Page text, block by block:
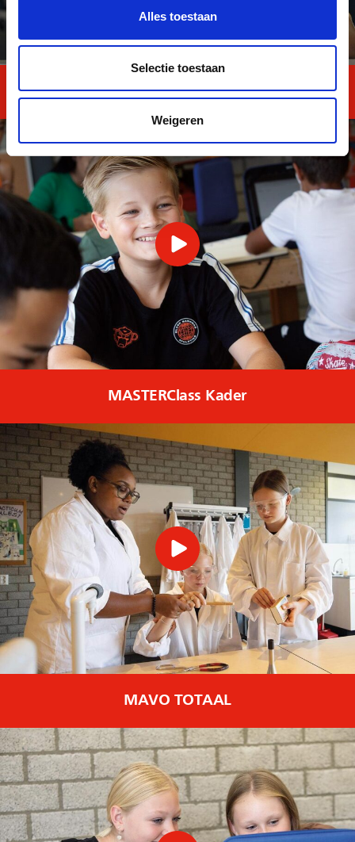
Alles toestaan
Selectie toestaan
Weigeren
Talent TOTAAL
MASTERClass Kader
MAVO TOTAAL